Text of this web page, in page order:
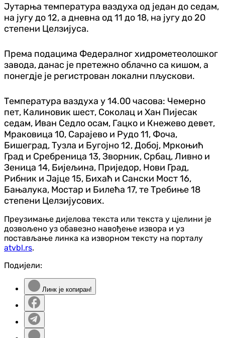
Јутарња температура ваздуха од један до седам,
на југу до 12, а дневна од 11 до 18, на југу до 20
степени Целзијуса.
Према подацима Федералног хидрометеолошког
завода, данас је претежно облачно са кишом, а
понегдје је регистрован локални пљускови.
Температура ваздуха у 14.00 часова: Чемерно
пет, Калиновик шест, Соколац и Хан Пијесак
седам, Иван Седло осам, Гацко и Кнежево девет,
Мраковица 10, Сарајево и Рудо 11, Фоча,
Бишеград, Тузла и Бугојно 12, Добој, Мркоњић
Град и Сребреница 13, Зворник, Србац, Ливно и
Зеница 14, Бијељина, Приједор, Нови Град,
Рибник и Јајце 15, Бихаћ и Сански Мост 16,
Бањалука, Мостар и Билећа 17, те Требиње 18
степени Целзијусових.
Преузимање дијелова текста или текста у цјелини је
дозвољено уз обавезно навођење извора и уз
постављање линка ка изворном тексту на порталу
atvbl.rs.
Подијели:
Линк је копиран!